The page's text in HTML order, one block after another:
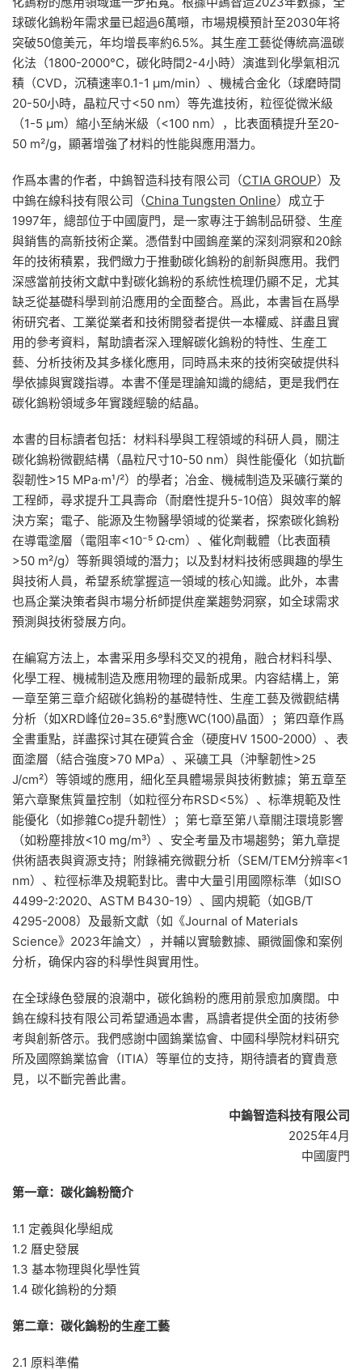
球碳化鎢粉年需求量已超過6萬噸，市場規模預計至2030年将
突破50億美元，年均增長率約6.5%。其生産工藝從傳統高溫碳
化法（1800-2000°C，碳化時間2-4小時）演進到化學氣相沉
積（CVD，沉積速率0.1-1 μm/min）、機械合金化（球磨時間
20-50小時，晶粒尺寸<50 nm）等先進技術，粒徑從微米級
（1-5 μm）縮小至納米級（<100 nm），比表面積提升至20-
50 m²/g，顯著增強了材料的性能與應用潛力。
作爲本書的作者，中鎢智造科技有限公司（CTIA GROUP）及
中鎢在線科技有限公司（China Tungsten Online）成立于
1997年，總部位于中國廈門，是一家專注于鎢制品研發、生産
與銷售的高新技術企業。憑借對中國鎢産業的深刻洞察和20餘
年的技術積累，我們緻力于推動碳化鎢粉的創新與應用。我們
深感當前技術文獻中對碳化鎢粉的系統性梳理仍顯不足，尤其
缺乏從基礎科學到前沿應用的全面整合。爲此，本書旨在爲學
術研究者、工業從業者和技術開發者提供一本權威、詳盡且實
用的參考資料，幫助讀者深入理解碳化鎢粉的特性、生産工
藝、分析技術及其多樣化應用，同時爲未來的技術突破提供科
學依據與實踐指導。本書不僅是理論知識的總結，更是我們在
碳化鎢粉領域多年實踐經驗的結晶。
本書的目标讀者包括：材料科學與工程領域的科研人員，關注
碳化鎢粉微觀結構（晶粒尺寸10-50 nm）與性能優化（如抗斷
裂韌性>15 MPa·m¹/²）的學者；冶金、機械制造及采礦行業的
工程師，尋求提升工具壽命（耐磨性提升5-10倍）與效率的解
決方案；電子、能源及生物醫學領域的從業者，探索碳化鎢粉
在導電塗層（電阻率<10⁻⁵ Ω·cm）、催化劑載體（比表面積
>50 m²/g）等新興領域的潛力；以及對材料技術感興趣的學生
與技術人員，希望系統掌握這一領域的核心知識。此外，本書
也爲企業決策者與市場分析師提供産業趨勢洞察，如全球需求
預測與技術發展方向。
在編寫方法上，本書采用多學科交叉的視角，融合材料科學、
化學工程、機械制造及應用物理的最新成果。内容結構上，第
一章至第三章介紹碳化鎢粉的基礎特性、生産工藝及微觀結構
分析（如XRD峰位2θ=35.6°對應WC(100)晶面）；第四章作爲
全書重點，詳盡探讨其在硬質合金（硬度HV 1500-2000）、表
面塗層（結合強度>70 MPa）、采礦工具（沖擊韌性>25
J/cm²）等領域的應用，細化至具體場景與技術數據；第五章至
第六章聚焦質量控制（如粒徑分布RSD<5%）、标準規範及性
能優化（如摻雜Co提升韌性）；第七章至第八章關注環境影響
（如粉塵排放<10 mg/m³）、安全考量及市場趨勢；第九章提
供術語表與資源支持；附錄補充微觀分析（SEM/TEM分辨率<1
nm）、粒徑标準及規範對比。書中大量引用國際标準（如ISO
4499-2:2020、ASTM B430-19）、國内規範（如GB/T
4295-2008）及最新文獻（如《Journal of Materials
Science》2023年論文），并輔以實驗數據、顯微圖像和案例
分析，确保内容的科學性與實用性。
在全球綠色發展的浪潮中，碳化鎢粉的應用前景愈加廣闊。中
鎢在線科技有限公司希望通過本書，爲讀者提供全面的技術參
考與創新啓示。我們感謝中國鎢業協會、中國科學院材料研究
所及國際鎢業協會（ITIA）等單位的支持，期待讀者的寶貴意
見，以不斷完善此書。
中鎢智造科技有限公司
2025年4月
中國廈門
第一章：碳化鎢粉簡介
1.1 定義與化學組成
1.2 曆史發展
1.3 基本物理與化學性質
1.4 碳化鎢粉的分類
第二章：碳化鎢粉的生産工藝
2.1 原料準備